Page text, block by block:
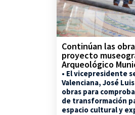
Continúan las
proyecto
Arqueológico
• El vicepresidente
Valenciana, José
obras para
de transformación
espacio cultural y